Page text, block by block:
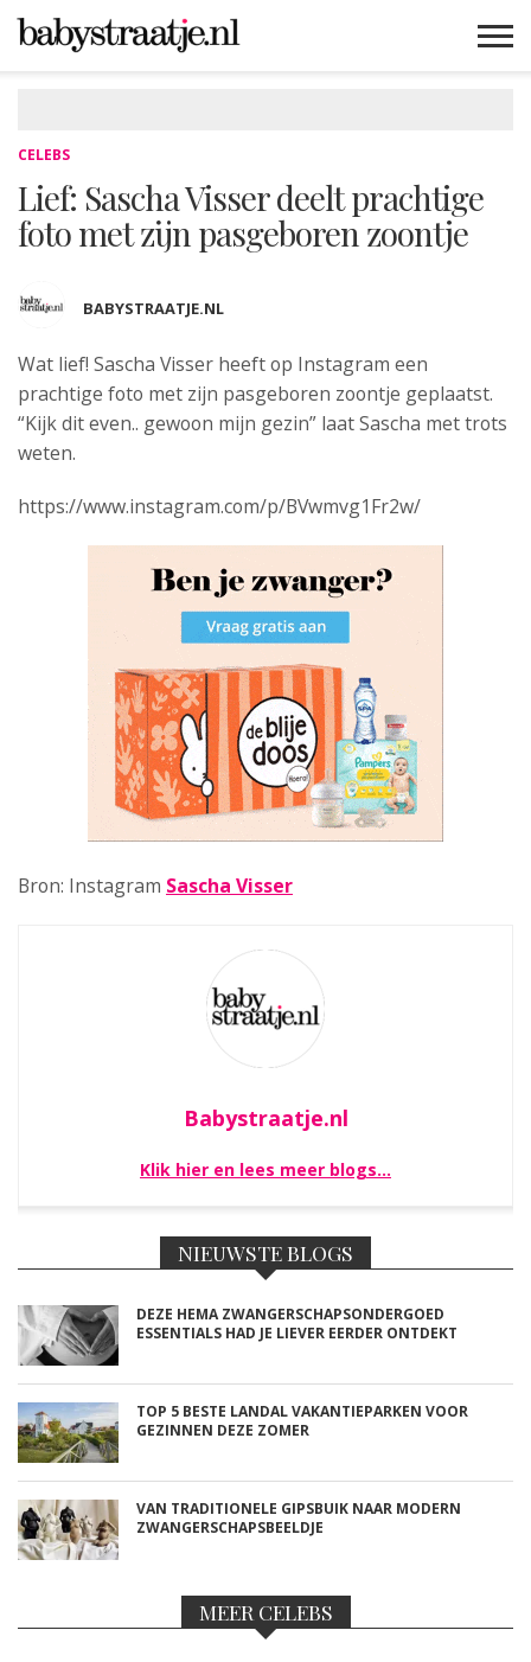
CELEBS
Lief: Sascha Visser deelt prachtige
foto met zijn pasgeboren zoontje
BABYSTRAATJE.NL
Wat lief! Sascha Visser heeftop Instagram een
prachtige foto met zijn pasgeboren zoontje geplaatst.
“Kijk dit even.. gewoon mijn gezin” laat Sascha met trots
weten.
https://www.instagram.com/p/BVwmvg1Fr2w/
Bron: Instagram Sascha Visser
Babystraatje.nl
Klik hier en lees meer blogs…
NIEUWSTE BLOGS
DEZE HEMA ZWANGERSCHAPSONDERGOED
ESSENTIALS HAD JE LIEVER EERDER ONTDEKT
TOP 5 BESTE LANDAL VAKANTIEPARKEN VOOR
GEZINNEN DEZE ZOMER
VAN TRADITIONELE GIPSBUIK NAAR MODERN
ZWANGERSCHAPSBEELDJE
MEER CELEBS